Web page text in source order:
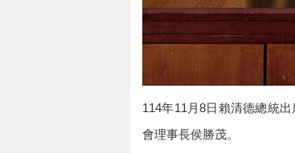
114年11月8日賴清德總統
會理事長侯勝茂。